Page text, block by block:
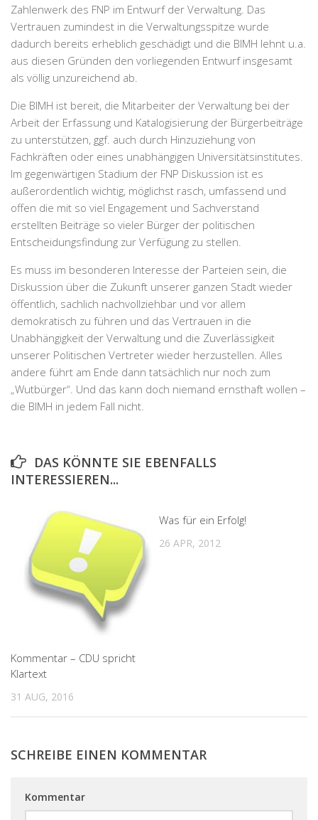
Zahlenwerk des FNP im Entwurf der Verwaltung. Das
Vertrauen zumindest in die Verwaltungsspitze wurde
dadurch bereits erheblich geschädigt und die BIMH lehnt u.a.
aus diesen Gründen den vorliegenden Entwurf insgesamt
als völlig unzureichend ab.
Die BIMH ist bereit, die Mitarbeiter der Verwaltung bei der
Arbeit der Erfassung und Katalogisierung der Bürgerbeiträge
zu unterstützen, ggf. auch durch Hinzuziehung von
Fachkräften oder eines unabhängigen Universitätsinstitutes.
Im gegenwärtigen Stadium der FNP Diskussion ist es
außerordentlich wichtig, möglichst rasch, umfassend und
offen die mit so viel Engagement und Sachverstand
erstellten Beiträge so vieler Bürger der politischen
Entscheidungsfindung zur Verfügung zu stellen.
Es muss im besonderen Interesse der Parteien sein, die
Diskussion über die Zukunft unserer ganzen Stadt wieder
öffentlich, sachlich nachvollziehbar und vor allem
demokratisch zu führen und das Vertrauen in die
Unabhängigkeit der Verwaltung und die Zuverlässigkeit
unserer Politischen Vertreter wieder herzustellen. Alles
andere führt am Ende dann tatsächlich nur noch zum
„Wutbürger“. Und das kann doch niemand ernsthaft wollen –
die BIMH in jedem Fall nicht.
DAS KÖNNTE SIE EBENFALLS
INTERESSIEREN...
Kommentar – CDU spricht
Klartext
31 AUG, 2016
Was für ein Erfolg!
26 APR, 2012
SCHREIBE EINEN KOMMENTAR
Kommentar